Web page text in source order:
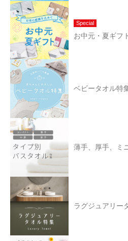
Special
お中元・夏ギフ
ベビータオル特
薄手、厚手、ミ
ラグジュアリー